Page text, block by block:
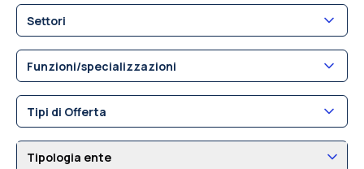
Settori
Funzioni/specializzazioni
Tipi di Offerta
Tipologia ente